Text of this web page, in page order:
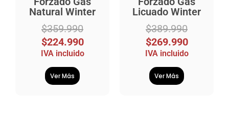
Natural Winter
$359.990
$224.990
IVA incluido
Ver Más
Licuado Winter
$389.990
$269.990
IVA incluido
Ver Más